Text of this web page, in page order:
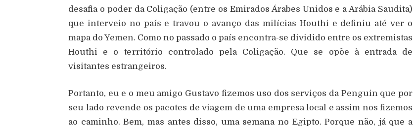
desafia o poder da Coligação (entre os Emirados Árabes Unidos e a Arábia Saudita)
que interveio no país e travou o avanço das milícias Houthi e definiu até ver o
mapa do Yemen. Como no passado o país encontra-se dividido entre os extremistas
Houthi e o território controlado pela Coligação. Que se opõe à entrada de
visitantes estrangeiros.
Portanto, eu e o meu amigo Gustavo fizemos uso dos serviços da Penguin que por
seu lado revende os pacotes de viagem de uma empresa local e assim nos fizemos
ao caminho. Bem, mas antes disso, uma semana no Egipto. Porque não, já que a